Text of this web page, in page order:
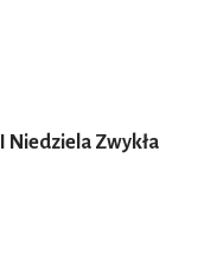
Niedziela Zwykła